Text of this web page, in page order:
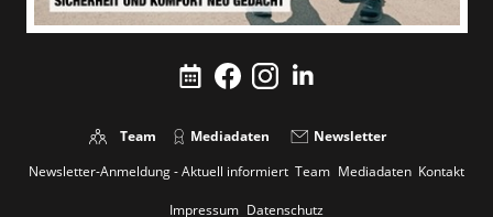
Team Mediadaten
Newsletter
Newsletter-Anmeldung - Aktuell informiert Team Mediadaten Kontakt
Impressum Datenschutz